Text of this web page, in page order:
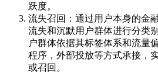
跃度。
流失召回：通过用户本身的金
流失和沉默用户群体进行分类
户群体依据其标签体系和流量
程序，外部投放等方式承接，
或召回。